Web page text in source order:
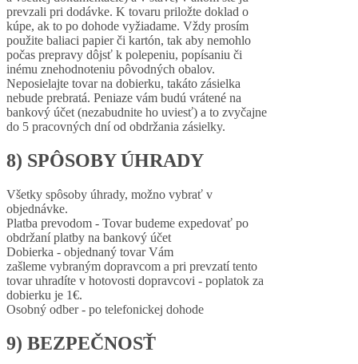
prevzali pri dodávke. K tovaru priložte doklad o
kúpe, ak to po dohode vyžiadame. Vždy prosím
použite baliaci papier či kartón, tak aby nemohlo
počas prepravy dôjsť k polepeniu, popísaniu či
inému znehodnoteniu pôvodných obalov.
Neposielajte tovar na dobierku, takáto zásielka
nebude prebratá. Peniaze vám budú vrátené na
bankový účet (nezabudnite ho uviesť) a to zvyčajne
do 5 pracovných dní od obdržania zásielky.
8) SPÔSOBY ÚHRADY
Všetky spôsoby úhrady, možno vybrať v
objednávke.
Platba prevodom - Tovar budeme expedovať po
obdržaní platby na bankový účet
Dobierka - objednaný tovar Vám
zašleme vybraným dopravcom a pri prevzatí tento
tovar uhradíte v hotovosti dopravcovi - poplatok za
dobierku je 1€.
Osobný odber - po telefonickej dohode
9) BEZPEČNOSŤ